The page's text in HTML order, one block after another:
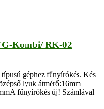
Kombi/ RK-02
géphez fűnyírókés. Kés
lyuk átmérő:16mm
fűnyírókés új! Számlával